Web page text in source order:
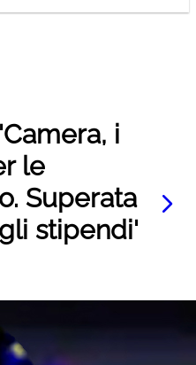
i
le
Superata
stipendi'